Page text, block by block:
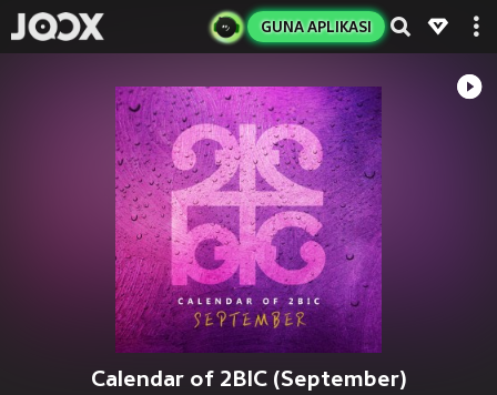
GUNA APLIKASI
Calendar of 2BIC (September)